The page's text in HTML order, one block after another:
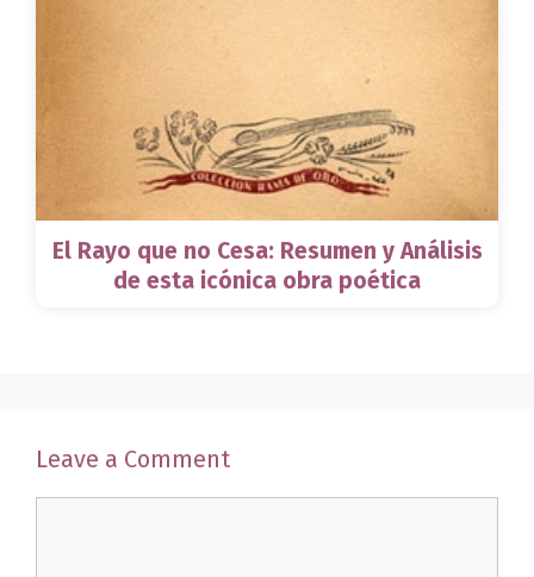
El Rayo que no Cesa: Resumen y Análisis
de esta icónica obra poética
Leave a Comment